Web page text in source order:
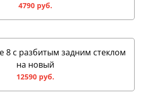
4790 руб.
8 с разбитым задним стеклом
на новый
12590 руб.